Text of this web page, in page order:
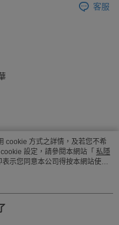
分配至SF順豐速運或京東
運費
2-5個工作天到店，3天內
運費
送達
客服
cookie 方式之詳情，及若您不希
設定，請參閱本網站「 私隱
示您同意本公司得按本網站使用